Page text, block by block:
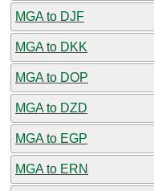
MGA to DJF
MGA to DKK
MGA to DOP
MGA to DZD
MGA to EGP
MGA to ERN